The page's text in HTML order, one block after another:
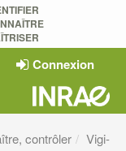
Connexion
contrôler
Vigi-